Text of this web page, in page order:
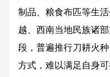
制品、粮食布匹等生
越、西南当地民族诸
段，普遍推行刀耕火
方式，难以满足自身